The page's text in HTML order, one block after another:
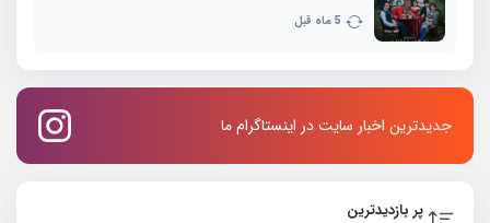
5 ماه قبل
جدیدترین اخبار سایت در اینستاگرام ما
پر بازدیدترین